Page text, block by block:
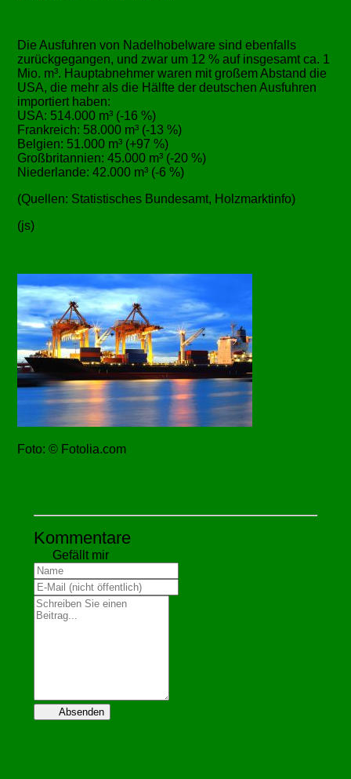
Die Ausfuhren von Nadelhobelware sind ebenfalls
zurückgegangen, und zwar um 12 % auf insgesamt ca. 1
Mio. m³. Hauptabnehmer waren mit großem Abstand die
USA, die mehr als die Hälfte der deutschen Ausfuhren
importiert haben:
USA: 514.000 m³ (-16 %)
Frankreich: 58.000 m³ (-13 %)
Belgien: 51.000 m³ (+97 %)
Großbritannien: 45.000 m³ (-20 %)
Niederlande: 42.000 m³ (-6 %)
(Quellen: Statistisches Bundesamt, Holzmarktinfo)
(js)
Foto: © Fotolia.com
Kommentare
Gefällt mir
Absenden